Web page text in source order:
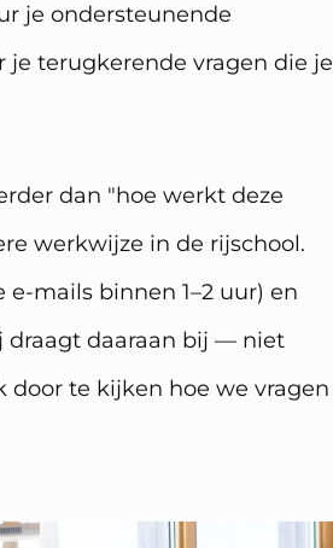
je ondersteunende
je terugkerende vragen die je
dan "hoe werkt deze
werkwijze in de rijschool.
mails binnen 1–2 uur) en
draagt daaraan bij — niet
door te kijken hoe we vragen